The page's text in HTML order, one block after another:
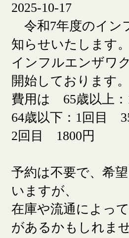
2025-10-17
令和7年度のイン
知らせいたします。
インフルエンザワ
開始しております。
費用は 65歳以上：
64歳以下：1回目
2回目 1800円
予約は不要で、希
いますが、
在庫や流通によっ
があるかもしれませ